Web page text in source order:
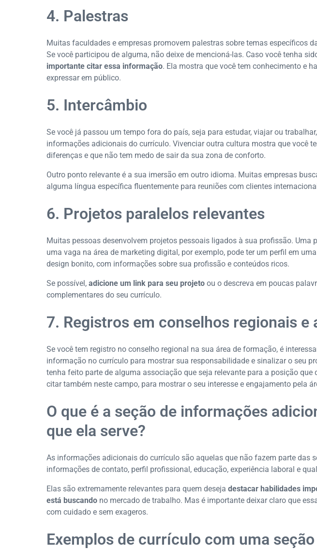
4. Palestras
Muitas faculdades e empresas promovem palestras sobre temas específicos
Se você participou de alguma, não deixe de mencioná-las. Caso você tenha
importante citar essa informação. Ela mostra que você tem conhecimento e
expressar em público.
5. Intercâmbio
Se você já passou um tempo fora do país, seja para estudar, viajar ou
informações adicionais do currículo. Vivenciar outra cultura mostra que você
diferenças e que não tem medo de sair da sua zona de conforto.
Outro ponto relevante é a sua imersão em outro idioma. Muitas empresas
alguma língua específica fluentemente para reuniões com clientes
6. Projetos paralelos relevantes
Muitas pessoas desenvolvem projetos pessoais ligados à sua profissão. Uma
uma vaga na área de marketing digital, por exemplo, pode ter um perfil em
design bonito, com informações sobre sua profissão e conteúdos ricos.
Se possível, adicione um link para seu projeto ou o descreva em poucas
complementares do seu currículo.
7. Registros em conselhos regionais e
Se você tem registro no conselho regional na sua área de formação, é
informação no currículo para mostrar sua responsabilidade e sinalizar o seu
tenha feito parte de alguma associação que seja relevante para a posição que
citar também neste campo, para mostrar o seu interesse e engajamento pela
O que é a seção de informações
que ela serve?
As informações adicionais do currículo são aquelas que não fazem parte das
informações de contato, perfil profissional, educação, experiência laboral e
Elas são extremamente relevantes para quem deseja destacar habilidades
está buscando no mercado de trabalho. Mas é importante deixar claro que
com cuidado e sem exageros.
Exemplos de currículo com uma